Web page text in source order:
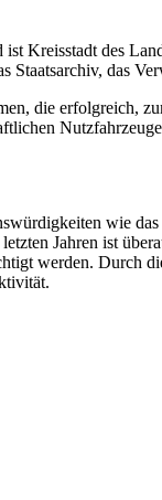
Kreisstadt des
das
die erfolgreich,
wie
Jahren ist
werden. Durch